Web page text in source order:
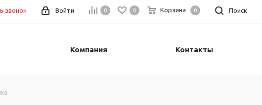
Поиск
0 0 Корзина 0
Войти
звонок
Компания Контакты